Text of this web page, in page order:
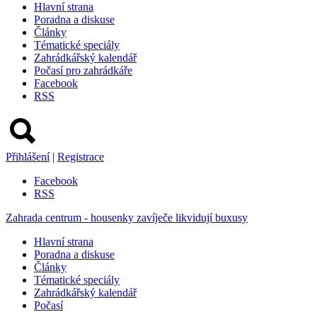
Hlavní strana
Poradna a diskuse
Články
Tématické speciály
Zahrádkářský kalendář
Počasí pro zahrádkáře
Facebook
RSS
Přihlášení | Registrace
Facebook
RSS
Zahrada centrum - housenky zavíječe likvidují buxusy
Hlavní strana
Poradna a diskuse
Články
Tématické speciály
Zahrádkářský kalendář
Počasí